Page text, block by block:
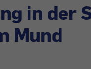
in der
Mund